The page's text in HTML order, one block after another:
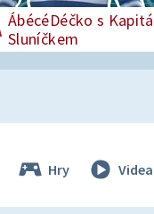
ÁbécéDéčko s
Sluníčkem
Hry Videa